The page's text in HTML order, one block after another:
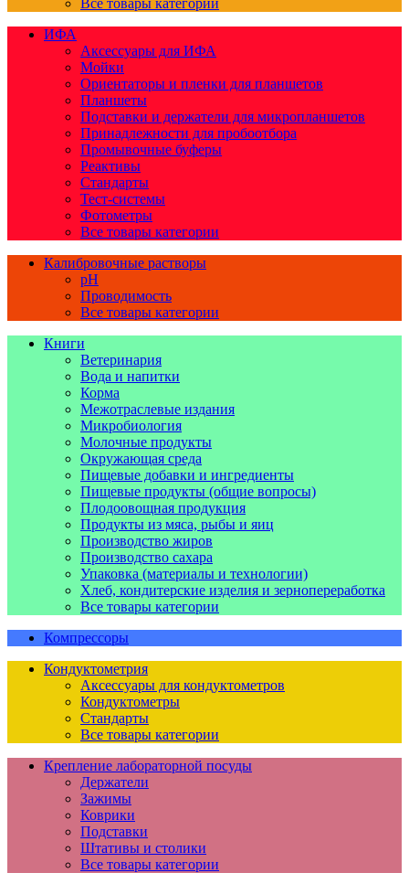
Все товары категории
ИФА
Аксессуары для ИФА
Мойки
Ориентаторы и пленки для планшетов
Планшеты
Подставки и держатели для микропланшетов
Принадлежности для пробоотбора
Промывочные буферы
Реактивы
Стандарты
Тест-системы
Фотометры
Все товары категории
Калибровочные растворы
pH
Проводимость
Все товары категории
Книги
Ветеринария
Вода и напитки
Корма
Межотраслевые издания
Микробиология
Молочные продукты
Окружающая среда
Пищевые добавки и ингредиенты
Пищевые продукты (общие вопросы)
Плодоовощная продукция
Продукты из мяса, рыбы и яиц
Производство жиров
Производство сахара
Упаковка (материалы и технологии)
Хлеб, кондитерские изделия и зернопереработка
Все товары категории
Компрессоры
Кондуктометрия
Аксессуары для кондуктометров
Кондуктометры
Стандарты
Все товары категории
Крепление лабораторной посуды
Держатели
Зажимы
Коврики
Подставки
Штативы и столики
Все товары категории